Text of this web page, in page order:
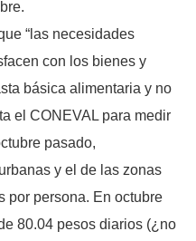
“las necesidades
con los bienes y
básica alimentaria y no
el CONEVAL para medir
pasado,
y el de las zonas
por persona. En octubre
80.04 pesos diarios (¿no